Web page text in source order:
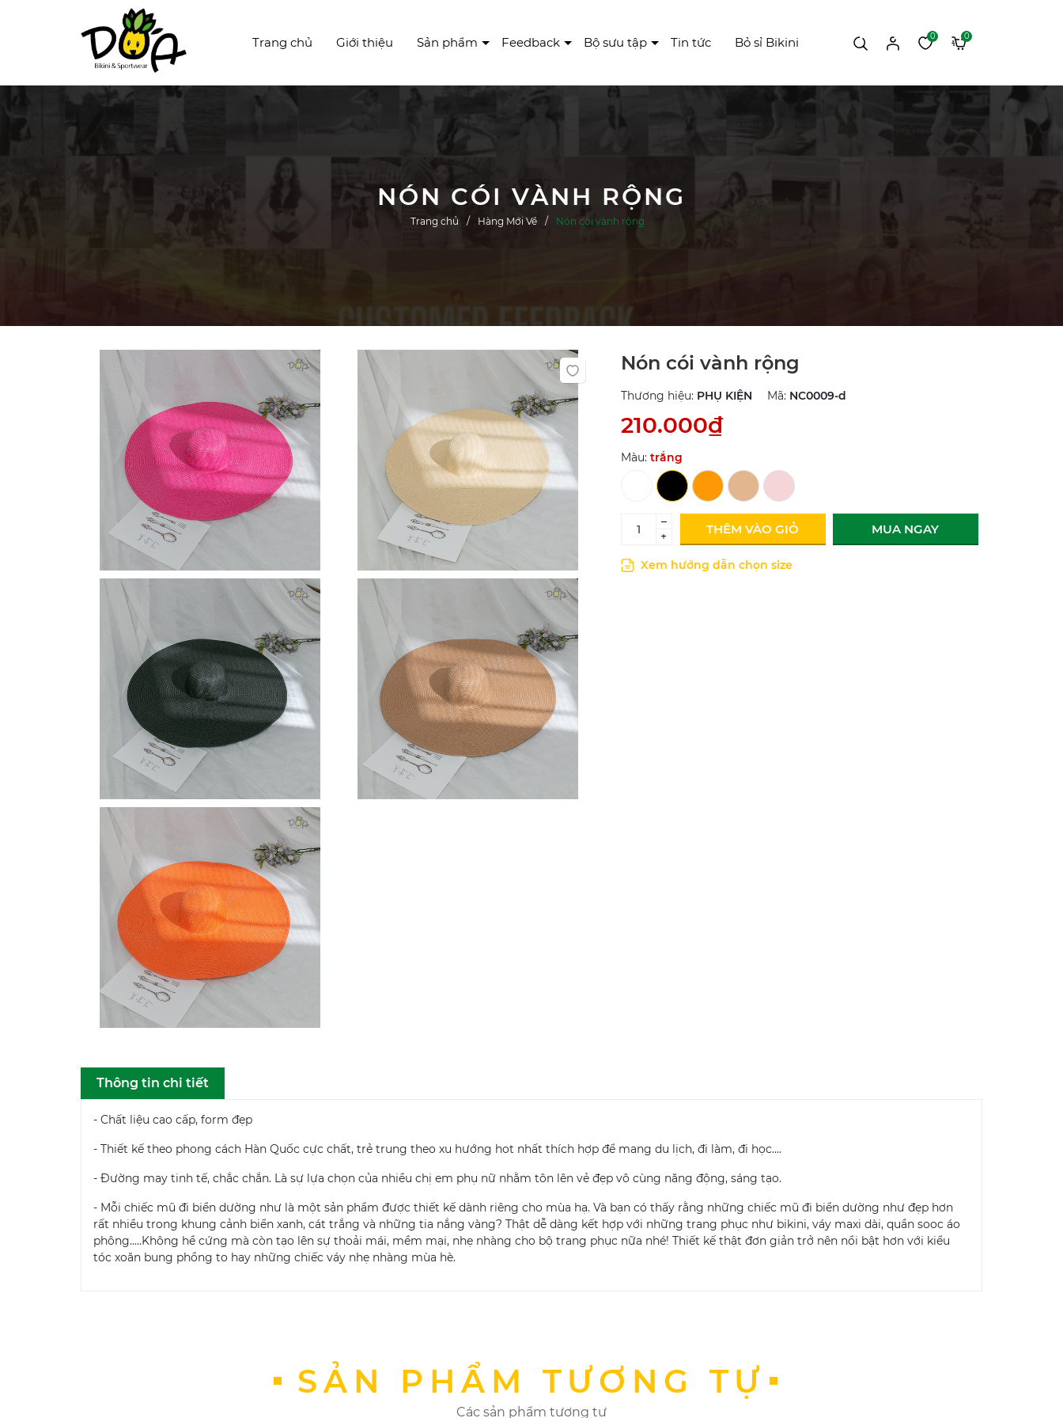
Trang chủ Giới thiệu Sản phẩm Feedback Bộ sưu tập Tin tức Bỏ sỉ Bikini 0 0
NÓN CÓI VÀNH RỘNG
Trang chủ Hàng Mới Về Nón cói vành rộng
Nón cói vành rộng
Thương hiệu: PHỤ KIỆN Mã: NC0009-d
210.000₫
Màu: trắng
–
+
THÊM VÀO GIỎ MUA NGAY
Xem hướng dẫn chọn size
Thông tin chi tiết
- Chất liệu cao cấp, form đẹp
- Thiết kế theo phong cách Hàn Quốc cực chất, trẻ trung theo xu hướng hot nhất thích hợp để mang du lịch, đi làm, đi học....
- Đường may tinh tế, chắc chắn. Là sự lựa chọn của nhiều chị em phụ nữ nhằm tôn lên vẻ đẹp vô cùng năng động, sáng tạo.
- Mỗi chiếc mũ đi biển dường như là một sản phẩm được thiết kế dành riêng cho mùa hạ. Và bạn có thấy rằng những chiếc mũ đi biển dường như đẹp hơn
rất nhiều trong khung cảnh biển xanh, cát trắng và những tia nắng vàng? Thật dễ dàng kết hợp với những trang phục như bikini, váy maxi dài, quần sooc áo
phông.....Không hề cứng mà còn tạo lên sự thoải mái, mềm mại, nhẹ nhàng cho bộ trang phục nữa nhé! Thiết kế thật đơn giản trở nên nổi bật hơn với kiểu
tóc xoăn bung phồng to hay những chiếc váy nhẹ nhàng mùa hè.
SẢN PHẨM TƯƠNG TỰ
Các sản phẩm tương tự